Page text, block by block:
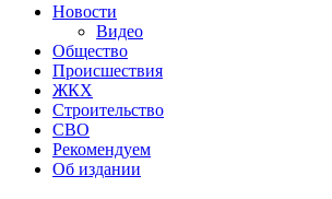
Новости
Видео
Общество
Происшествия
ЖКХ
Строительство
СВО
Рекомендуем
Об издании